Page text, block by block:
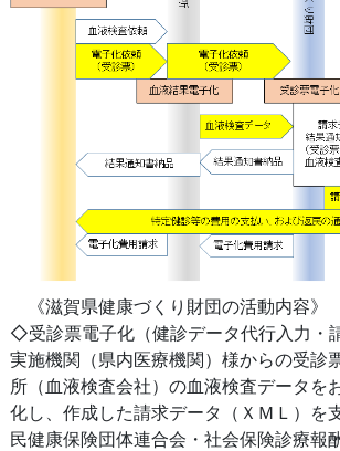
《滋賀県健康づくり財団の活動内容》
◇受診票電子化（健診データ代行入力・
実施機関（県内医療機関）様からの受診
所（血液検査会社）の血液検査データを
化し、作成した請求データ（ＸＭＬ）を
民健康保険団体連合会・社会保険診療報